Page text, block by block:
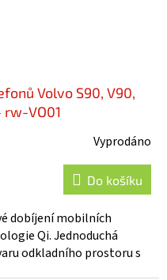
Volvo S90, V90,
rw-VO01
Vyprodáno
Do košíku
dobíjení mobilních
Qi. Jednoduchá
odkladního prostoru s